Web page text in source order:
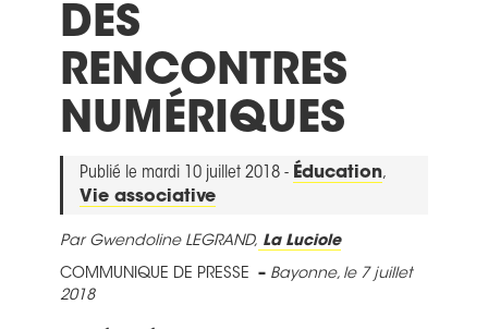
DES
RENCONTRES
NUMÉRIQUES
Publié le mardi 10 juillet 2018 - Éducation,
Vie associative
Par Gwendoline LEGRAND, La Luciole
COMMUNIQUE DE PRESSE – Bayonne, le 7 juillet
2018